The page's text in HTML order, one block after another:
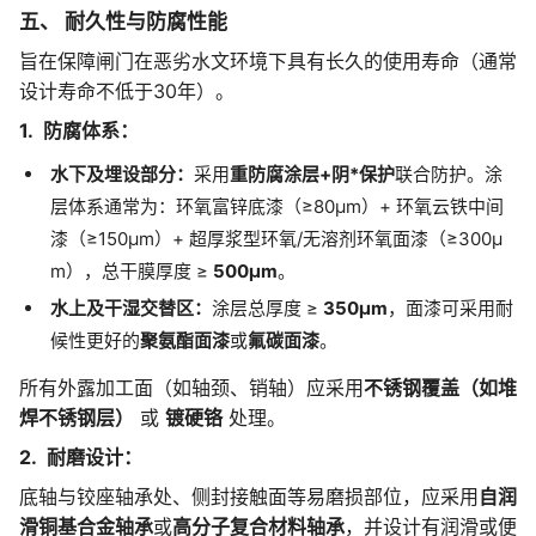
五、 耐久性与防腐性能
旨在保障闸门在恶劣水文环境下具有长久的使用寿命（通常
设计寿命不低于30年）。
1. 防腐体系：
水下及埋设部分： 采用重防腐涂层+阴*保护联合防护。涂
层体系通常为：环氧富锌底漆（≥80μm）+ 环氧云铁中间
漆（≥150μm）+ 超厚浆型环氧/无溶剂环氧面漆（≥300μ
m），总干膜厚度 ≥ 500μm。
水上及干湿交替区： 涂层总厚度 ≥ 350μm，面漆可采用耐
候性更好的聚氨酯面漆或氟碳面漆。
所有外露加工面（如轴颈、销轴）应采用不锈钢覆盖（如堆
焊不锈钢层）
或 镀硬铬处理。
2. 耐磨设计：
底轴与铰座轴承处、侧封接触面等易磨损部位，应采用自润
滑铜基合金轴承或高分子复合材料轴承，并设计有润滑或便